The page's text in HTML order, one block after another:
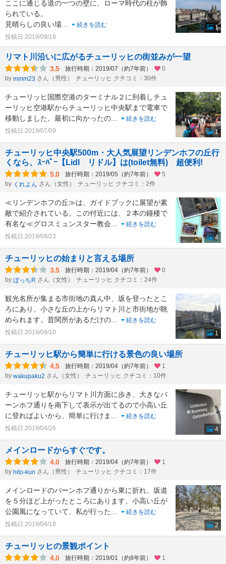
ここに通じる道の一つの壁に、ローマ時代の柱が飾
られている。
見晴らしの良い場
続きを読む
投稿日:2019/09/18
1
リマト川沿いに広がるチューリッヒの街並みが一望
3.5 旅行時期：2019/07（約7年前）
0
by mmm23 さん（男性） チューリッヒ クチコミ：30件
チューリッヒ国際空港のターミナル２に到着しチュ
ーリッヒ空港駅からチューリッヒ中央駅まで電車で
移動しました。最初に向かったの
続きを読む
投稿日:2019/07/09
1
チューリッヒ中央駅500m・大人気展望リンデンホフの丘行
くなら、ｽｰﾊﾟｰ【Lidl リドル】は(toilet無料) 超便利!
5.0 旅行時期：2019/05（約7年前）
5
by くれよん さん（女性） チューリッヒ クチコミ：2件
≪リンデンホフの丘≫は、ガイドブックに展望が素
敵で紹介されている。この付近には、２本の鐘楼で
有名な≪グロスミュンスター教会
続きを読む
投稿日:2019/08/23
4
チューリッヒの始まりと言える場所
3.5 旅行時期：2019/04（約7年前）
0
by ぼっちR さん（女性） チューリッヒ クチコミ：24件
観光名所が集まる市街地の真ん中、坂を登ったとこ
ろにあり、小さな丘の上からリマト川と市街地が眺
められます。昔関所があるだけの
続きを読む
投稿日:2019/09/10
1
チューリッヒ駅から簡単に行ける景色の良い場所
4.5 旅行時期：2019/04（約7年前）
1
by wakupaku2 さん（女性） チューリッヒ クチコミ：10件
チューリッヒ駅からリマト川方面に歩き、大きなバ
ーンホフ通りを南下して表示が出てるので小高い丘
に登ればよいから、簡単に行けま
続きを読む
投稿日:2019/04/26
4
メインロードからすぐです。
4.0 旅行時期：2019/04（約7年前）
1
by hito-kun さん（男性） チューリッヒ クチコミ：17件
メインロードのバーンホフ通りから東に折れ、坂道
を５分ほど上がったところにあります。小高い丘が
公園風になっていて、私が行った
続きを読む
投稿日:2019/04/18
2
チューリッヒの景観ポイント
4.0 旅行時期：2019/01（約8年前）
1